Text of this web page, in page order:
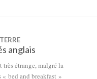
anglais
très étrange, malgré la
bed and breakfast »